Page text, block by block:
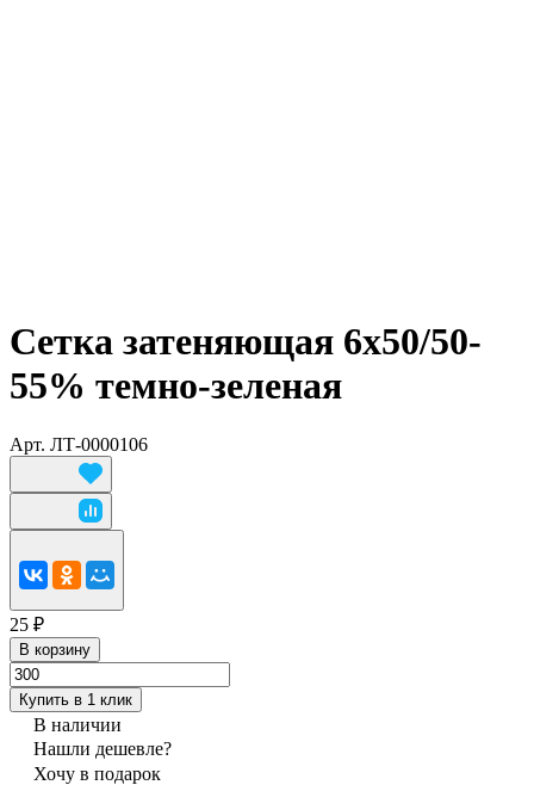
Сетка затеняющая 6х50/50-
55% темно-зеленая
Арт. ЛТ-0000106
25 ₽
В корзину
Купить в 1 клик
В наличии
Нашли дешевле?
Хочу в подарок